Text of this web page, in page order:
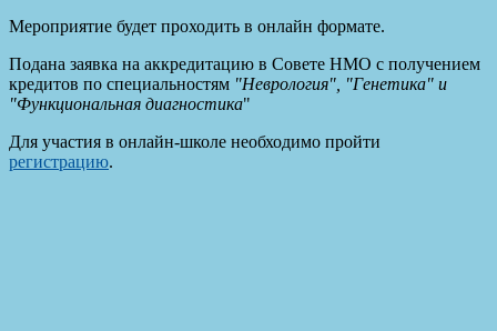
Мероприятие будет проходить в онлайн формате.
Подана заявка на аккредитацию в Совете НМО с получением
кредитов по специальностям "Неврология", "Генетика" и
"Функциональная диагностика"
Для участия в онлайн-школе необходимо пройти
регистрацию.